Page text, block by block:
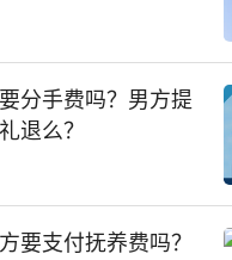
分手费吗？男方提
退么？
要支付抚养费吗？